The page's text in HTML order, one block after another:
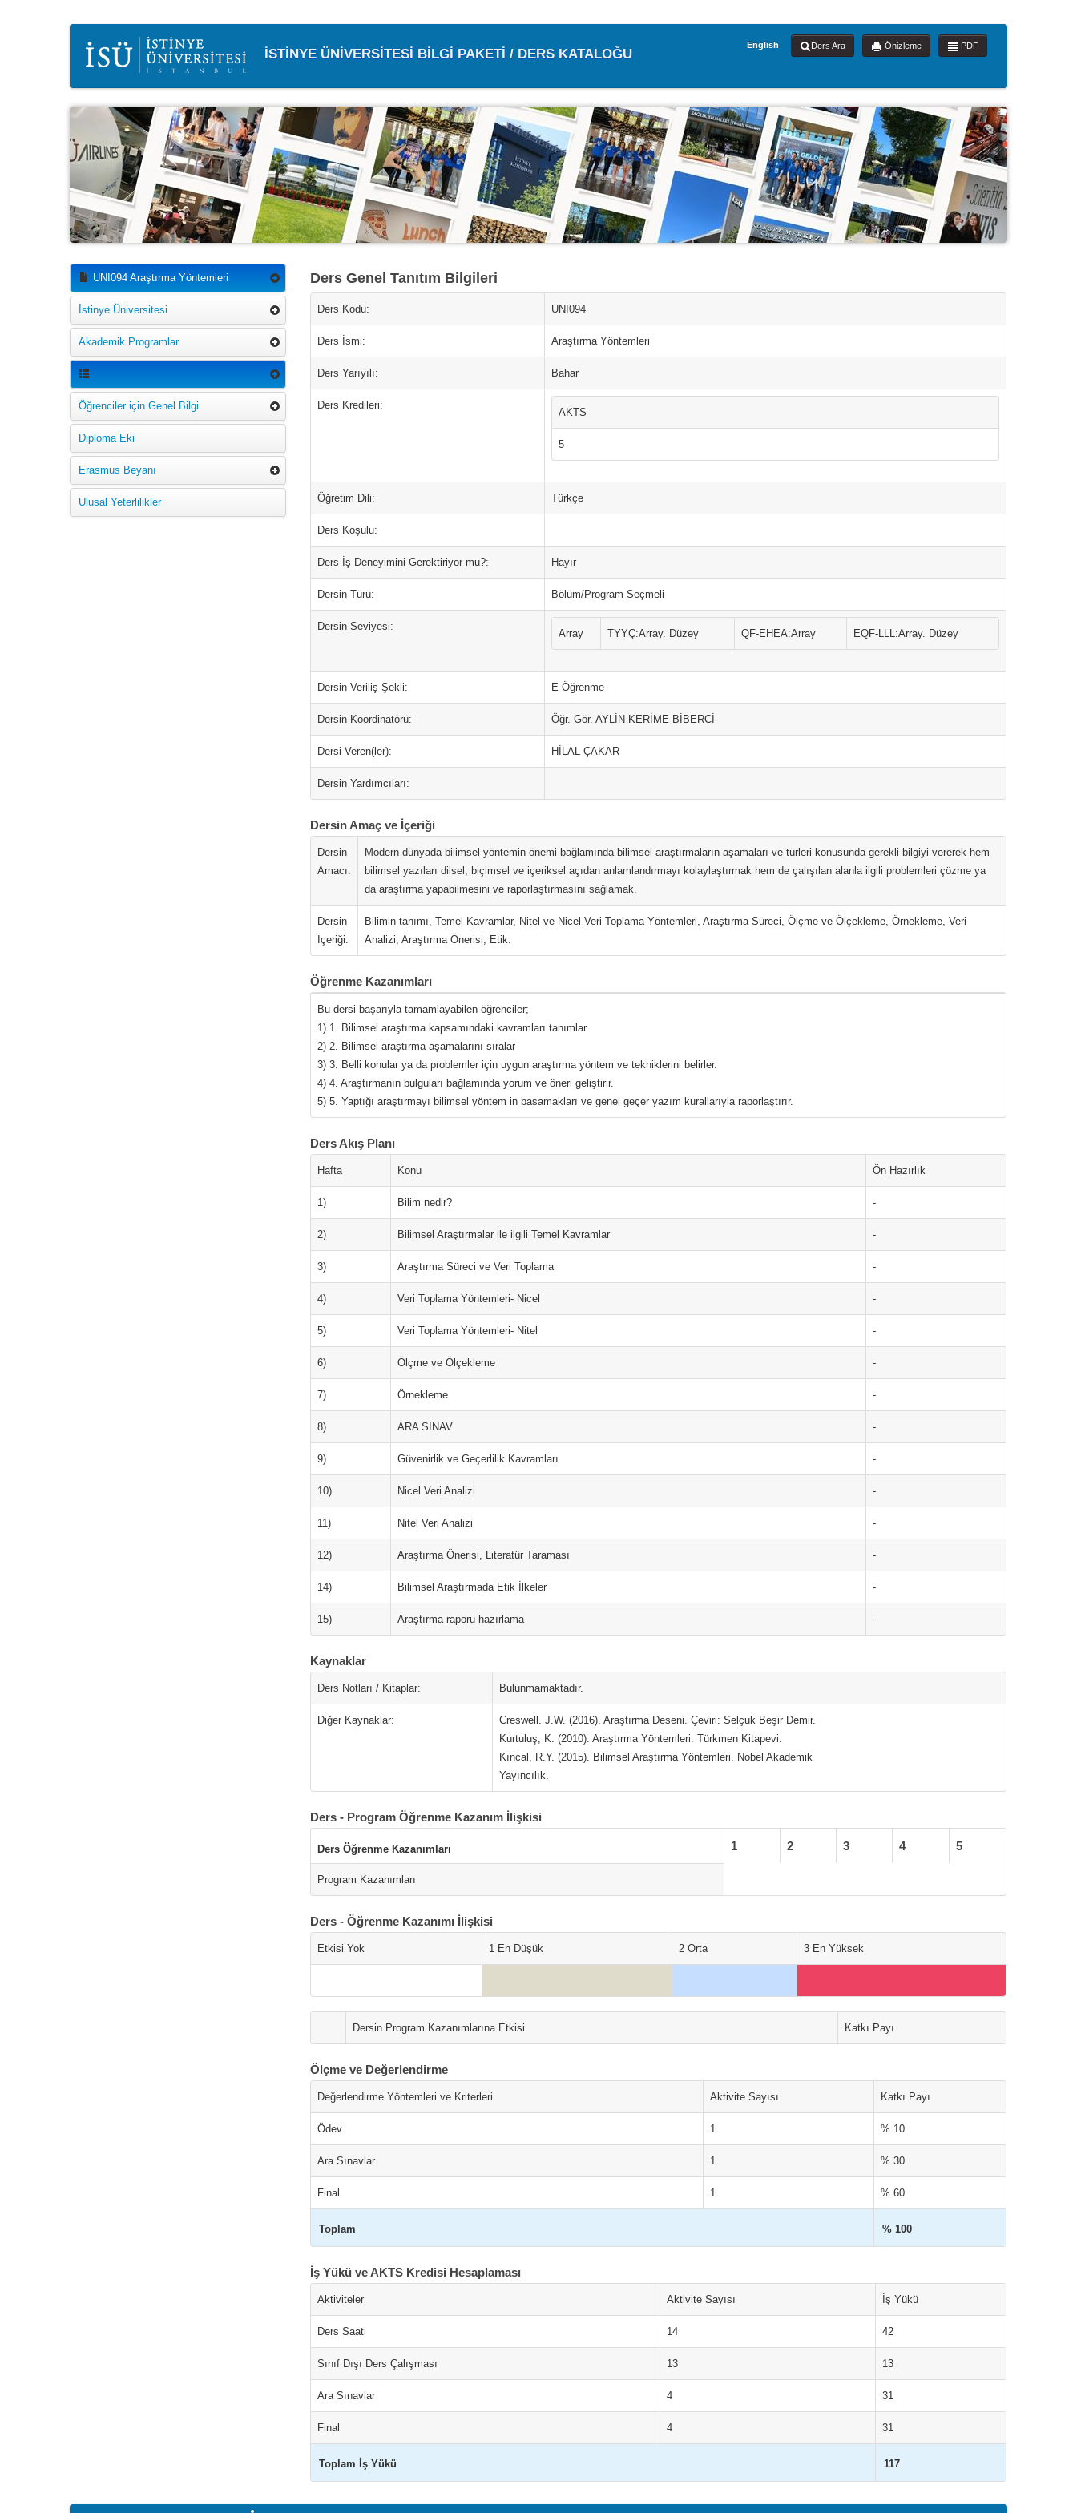
İSTİNYE ÜNİVERSİTESİ BİLGİ PAKETİ / DERS KATALOĞU
English Ders Ara Önizleme PDF
UNI094 Araştırma Yöntemleri
İstinye Üniversitesi
Akademik Programlar
Öğrenciler için Genel Bilgi
Diploma Eki
Erasmus Beyanı
Ulusal Yeterlilikler
Ders Genel Tanıtım Bilgileri
Ders Kodu: UNI094
Ders İsmi: Araştırma Yöntemleri
Ders Yarıyılı: Bahar
Ders Kredileri:
AKTS
5
Öğretim Dili: Türkçe
Ders Koşulu:
Ders İş Deneyimini Gerektiriyor mu?: Hayır
Dersin Türü: Bölüm/Program Seçmeli
Dersin Seviyesi:
Array TYYÇ:Array. Düzey QF-EHEA:Array EQF-LLL:Array. Düzey
Dersin Veriliş Şekli: E-Öğrenme
Dersin Koordinatörü: Öğr. Gör. AYLİN KERİME BİBERCİ
Dersi Veren(ler): HİLAL ÇAKAR
Dersin Yardımcıları:
Dersin Amaç ve İçeriği
Dersin
Amacı:
Modern dünyada bilimsel yöntemin önemi bağlamında bilimsel araştırmaların aşamaları ve türleri konusunda gerekli bilgiyi vererek hem
bilimsel yazıları dilsel, biçimsel ve içeriksel açıdan anlamlandırmayı kolaylaştırmak hem de çalışılan alanla ilgili problemleri çözme ya
da araştırma yapabilmesini ve raporlaştırmasını sağlamak.
Dersin
İçeriği:
Bilimin tanımı, Temel Kavramlar, Nitel ve Nicel Veri Toplama Yöntemleri, Araştırma Süreci, Ölçme ve Ölçekleme, Örnekleme, Veri
Analizi, Araştırma Önerisi, Etik.
Öğrenme Kazanımları
Bu dersi başarıyla tamamlayabilen öğrenciler;
1) 1. Bilimsel araştırma kapsamındaki kavramları tanımlar.
2) 2. Bilimsel araştırma aşamalarını sıralar
3) 3. Belli konular ya da problemler için uygun araştırma yöntem ve tekniklerini belirler.
4) 4. Araştırmanın bulguları bağlamında yorum ve öneri geliştirir.
5) 5. Yaptığı araştırmayı bilimsel yöntem in basamakları ve genel geçer yazım kurallarıyla raporlaştırır.
Ders Akış Planı
Hafta Konu Ön Hazırlık
1) Bilim nedir? -
2) Bilimsel Araştırmalar ile ilgili Temel Kavramlar -
3) Araştırma Süreci ve Veri Toplama -
4) Veri Toplama Yöntemleri- Nicel -
5) Veri Toplama Yöntemleri- Nitel -
6) Ölçme ve Ölçekleme -
7) Örnekleme -
8) ARA SINAV -
9) Güvenirlik ve Geçerlilik Kavramları -
10) Nicel Veri Analizi -
11) Nitel Veri Analizi -
12) Araştırma Önerisi, Literatür Taraması -
14) Bilimsel Araştırmada Etik İlkeler -
15) Araştırma raporu hazırlama -
Kaynaklar
Ders Notları / Kitaplar: Bulunmamaktadır.
Diğer Kaynaklar:
Creswell. J.W. (2016). Araştırma Deseni. Çeviri: Selçuk Beşir Demir.
Kurtuluş, K. (2010). Araştırma Yöntemleri. Türkmen Kitapevi.
Kıncal, R.Y. (2015). Bilimsel Araştırma Yöntemleri. Nobel Akademik
Yayıncılık.
Ders - Program Öğrenme Kazanım İlişkisi
Ders Öğrenme Kazanımları 1 2 3 4 5
Program Kazanımları
Ders - Öğrenme Kazanımı İlişkisi
Etkisi Yok 1 En Düşük 2 Orta 3 En Yüksek
Dersin Program Kazanımlarına Etkisi Katkı Payı
Ölçme ve Değerlendirme
Değerlendirme Yöntemleri ve Kriterleri Aktivite Sayısı Katkı Payı
Ödev 1 % 10
Ara Sınavlar 1 % 30
Final 1 % 60
Toplam % 100
İş Yükü ve AKTS Kredisi Hesaplaması
Aktiviteler Aktivite Sayısı İş Yükü
Ders Saati 14 42
Sınıf Dışı Ders Çalışması 13 13
Ara Sınavlar 4 31
Final 4 31
Toplam İş Yükü 117